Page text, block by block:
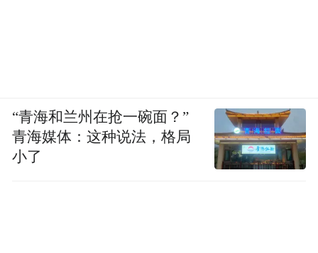
“青海和兰州在抢一碗面？”
青海媒体：这种说法，格局
小了